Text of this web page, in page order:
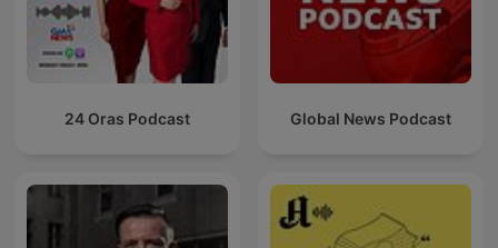
24 Oras Podcast Global News Podcast